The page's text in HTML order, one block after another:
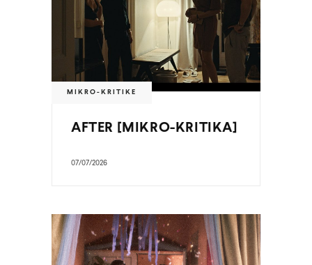
MIKRO-KRITIKE
AFTER [MIKRO-KRITIKA]
07/07/2026